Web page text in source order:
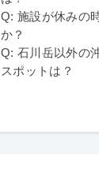
Q: 施設が休みの
か？
Q: 石川岳以外の
スポットは？